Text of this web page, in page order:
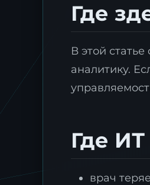
Где
В этой
аналитику.
Где
врач